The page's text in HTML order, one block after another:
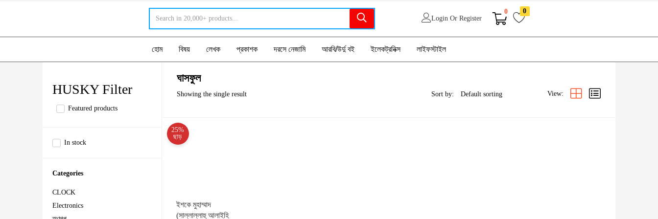
Login Or Register
0 0
হোম বিষয় লেখক প্রকাশক দরসে নেজামি আরবি/উর্দু বই ইলেকট্রনিক্স লাইফস্টাইল
HUSKY Filter
Featured products
In stock
Categories
CLOCK
Electronics
ঘাসফুল
Showing the single result Sort by: View:
25%
ছাড়
ইশকে মুহাম্মাদ
(সাল্লাল্লাহু আলাইহি